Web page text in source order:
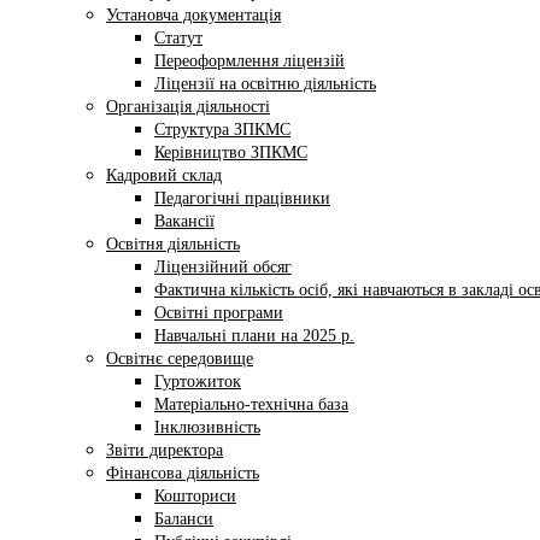
Установча документація
Статут
Переоформлення ліцензій
Ліцензії на освітню діяльність
Організація діяльності
Структура ЗПКМС
Керівництво ЗПКМС
Кадровий склад
Педагогічні працівники
Вакансії
Освітня діяльність
Ліцензійний обсяг
Фактична кількість осіб, які навчаються в закладі
Освітні програми
Навчальні плани на 2025 р.
Освітнє середовище
Гуртожиток
Матеріально-технічна база
Інклюзивність
Звіти директора
Фінансова діяльність
Кошториси
Баланси